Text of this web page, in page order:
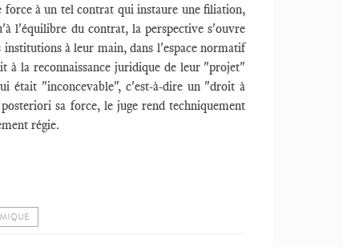
force à un tel contrat qui instaure une filiation,
l'équilibre du contrat, la perspective s'ouvre
institutions à leur main, dans l'espace normatif
la reconnaissance juridique de leur "projet"
était "inconcevable", c'est-à-dire un "droit à
sa force, le juge rend techniquement
régie.